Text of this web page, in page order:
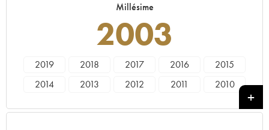
Millésime
2003
2019 2018 2017 2016
2015
2014
2013 2012 2011
2010